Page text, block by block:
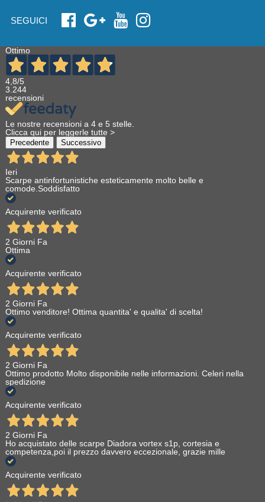
SEGUICI
Ottimo
4,8/5
3.244
recensioni
Le nostre recensioni a 4 e 5 stelle.
Clicca qui per leggerle tutte >
Precedente Successivo
Ieri
Scarpe antinfortunistiche esteticamente molto belle e
comode.Soddisfatto
Acquirente verificato
2 Giorni Fa
Ottima
Acquirente verificato
2 Giorni Fa
Ottimo venditore! Ottima quantita' e qualita' di scelta!
Acquirente verificato
2 Giorni Fa
Ottimo prodotto Molto disponibile nelle informazioni. Celeri nella
spedizione
Acquirente verificato
2 Giorni Fa
Ho acquistato delle scarpe Diadora vortex s1p, cortesia e
competenza,poi il prezzo davvero eccezionale, grazie mille
Acquirente verificato